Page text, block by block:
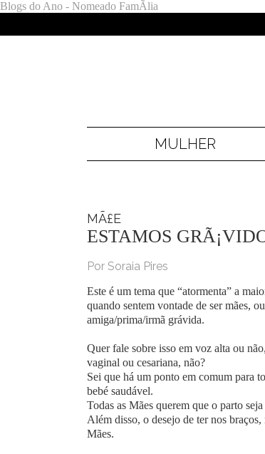
Blogs do Ano - Nomeado FamÃ­lia
MULHER
MÃ£E
ESTAMOS
Por Soraia Pires
Este é um tema que “atormenta” a
quando sentem vontade de ser mães,
amiga/prima/irmã grávida.
Quer fale sobre isso em voz alta ou
vaginal ou cesariana, não?
Sei que há um ponto em comum para
bebé saudável.
Todas as Mães querem que o parto
Além disso, o desejo de ter nos braços,
Mães.